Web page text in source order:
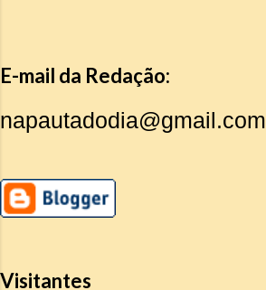
E-mail da Redação:
napautadodia@gmail.com
Visitantes